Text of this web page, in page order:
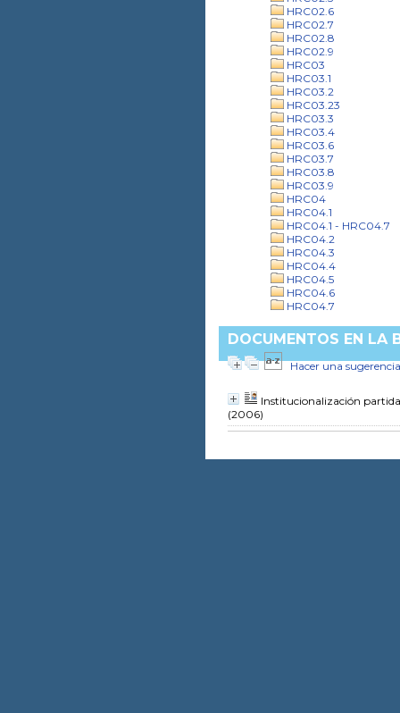
HRC02.6
HRC02.7
HRC02.8
HRC02.9
HRC03
HRC03.1
HRC03.2
HRC03.23
HRC03.3
HRC03.4
HRC03.6
HRC03.7
HRC03.8
HRC03.9
HRC04
HRC04.1
HRC04.1 - HRC04.7
HRC04.2
HRC04.3
HRC04.4
HRC04.5
HRC04.6
HRC04.7
DOCUMENTOS EN LA
Hacer una sugerencia
Institucionalización
(2006)